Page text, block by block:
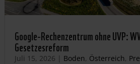
Google-Rechenzentrum ohne UVP:
Gesetzesreform
Juli 15, 2026 | Boden, Österreich,